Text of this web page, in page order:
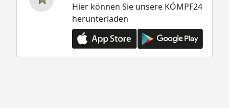
Hier können Sie unsere KÖMPF24
herunterladen